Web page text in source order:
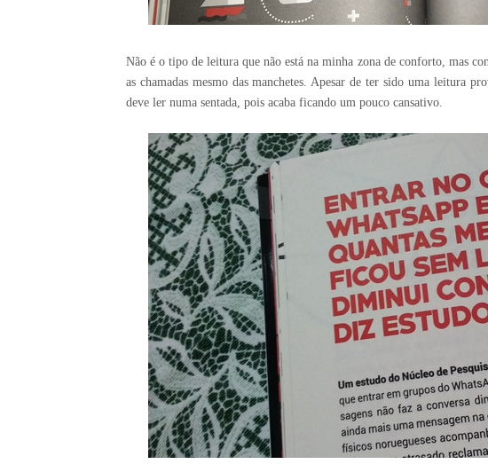
Não é o tipo de leitura que não está na minha zona de conforto, mas
as chamadas mesmo das manchetes. Apesar de ter sido uma leitura
deve ler numa sentada, pois acaba ficando um pouco cansativo.